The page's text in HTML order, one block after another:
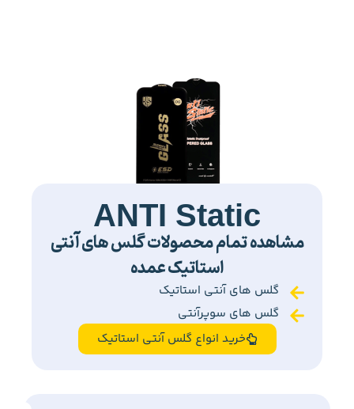
ANTI Static
مشاهده تمام محصولات گلس های آنتی
استاتیک عمده
گلس های آنتی استاتیک
گلس های سوپرآنتی
خرید انواع گلس آنتی استاتیک